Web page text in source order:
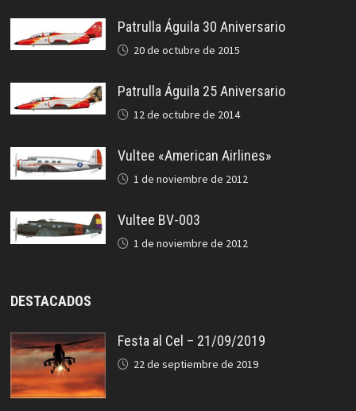
Patrulla Águila 30 Aniversario
20 de octubre de 2015
Patrulla Águila 25 Aniversario
12 de octubre de 2014
Vultee «American Airlines»
1 de noviembre de 2012
Vultee BV-003
1 de noviembre de 2012
DESTACADOS
Festa al Cel – 21/09/2019
22 de septiembre de 2019